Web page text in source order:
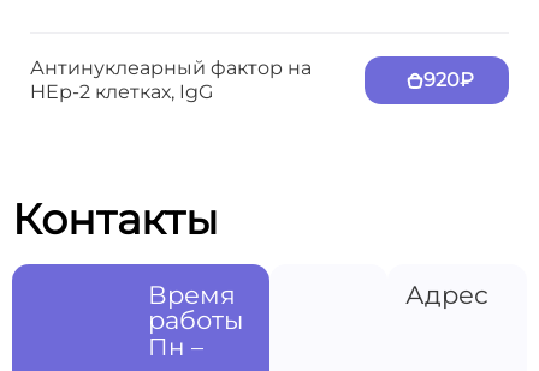
Антинуклеарный фактор на
HEp-2 клетках, IgG
920₽
Контакты
Адрес
Время
работы
Пн –